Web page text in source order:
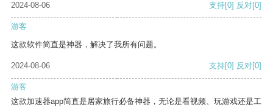
2024-08-06
支持[0] 反对[0]
游客
这款软件简直是神器，解决了我所有问题。
2024-08-06 支持[0] 反对[0]
游客
这款加速器app简直是居家旅行必备神器，无论是看视频、玩游戏还是工